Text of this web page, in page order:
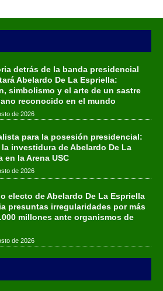
detrás de la banda presidencial
Abelardo De La Espriella:
simbolismo y el arte de un sastre
reconocido en el mundo
de 2026
para la posesión presidencial:
la investidura de Abelardo De La
en la Arena USC
de 2026
electo de Abelardo De La Espriella
presuntas irregularidades por más
millones ante organismos de
de 2026